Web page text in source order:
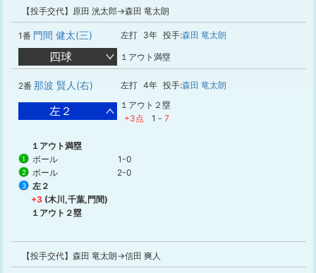
【投手交代】原田 洸太郎→森田 竜太朗
1番 門間 健太(三) 左打 3年 投手:森田 竜太朗
四球 １アウト満塁
2番 那波 賢人(右) 左打 4年 投手:森田 竜太朗
左２
１アウト２塁
+3点
1 - 7
１アウト満塁
1 ボール 1-0
2 ボール 2-0
3
左２
+3 (木川,千葉,門間)
１アウト２塁
【投手交代】森田 竜太朗→信田 爽人